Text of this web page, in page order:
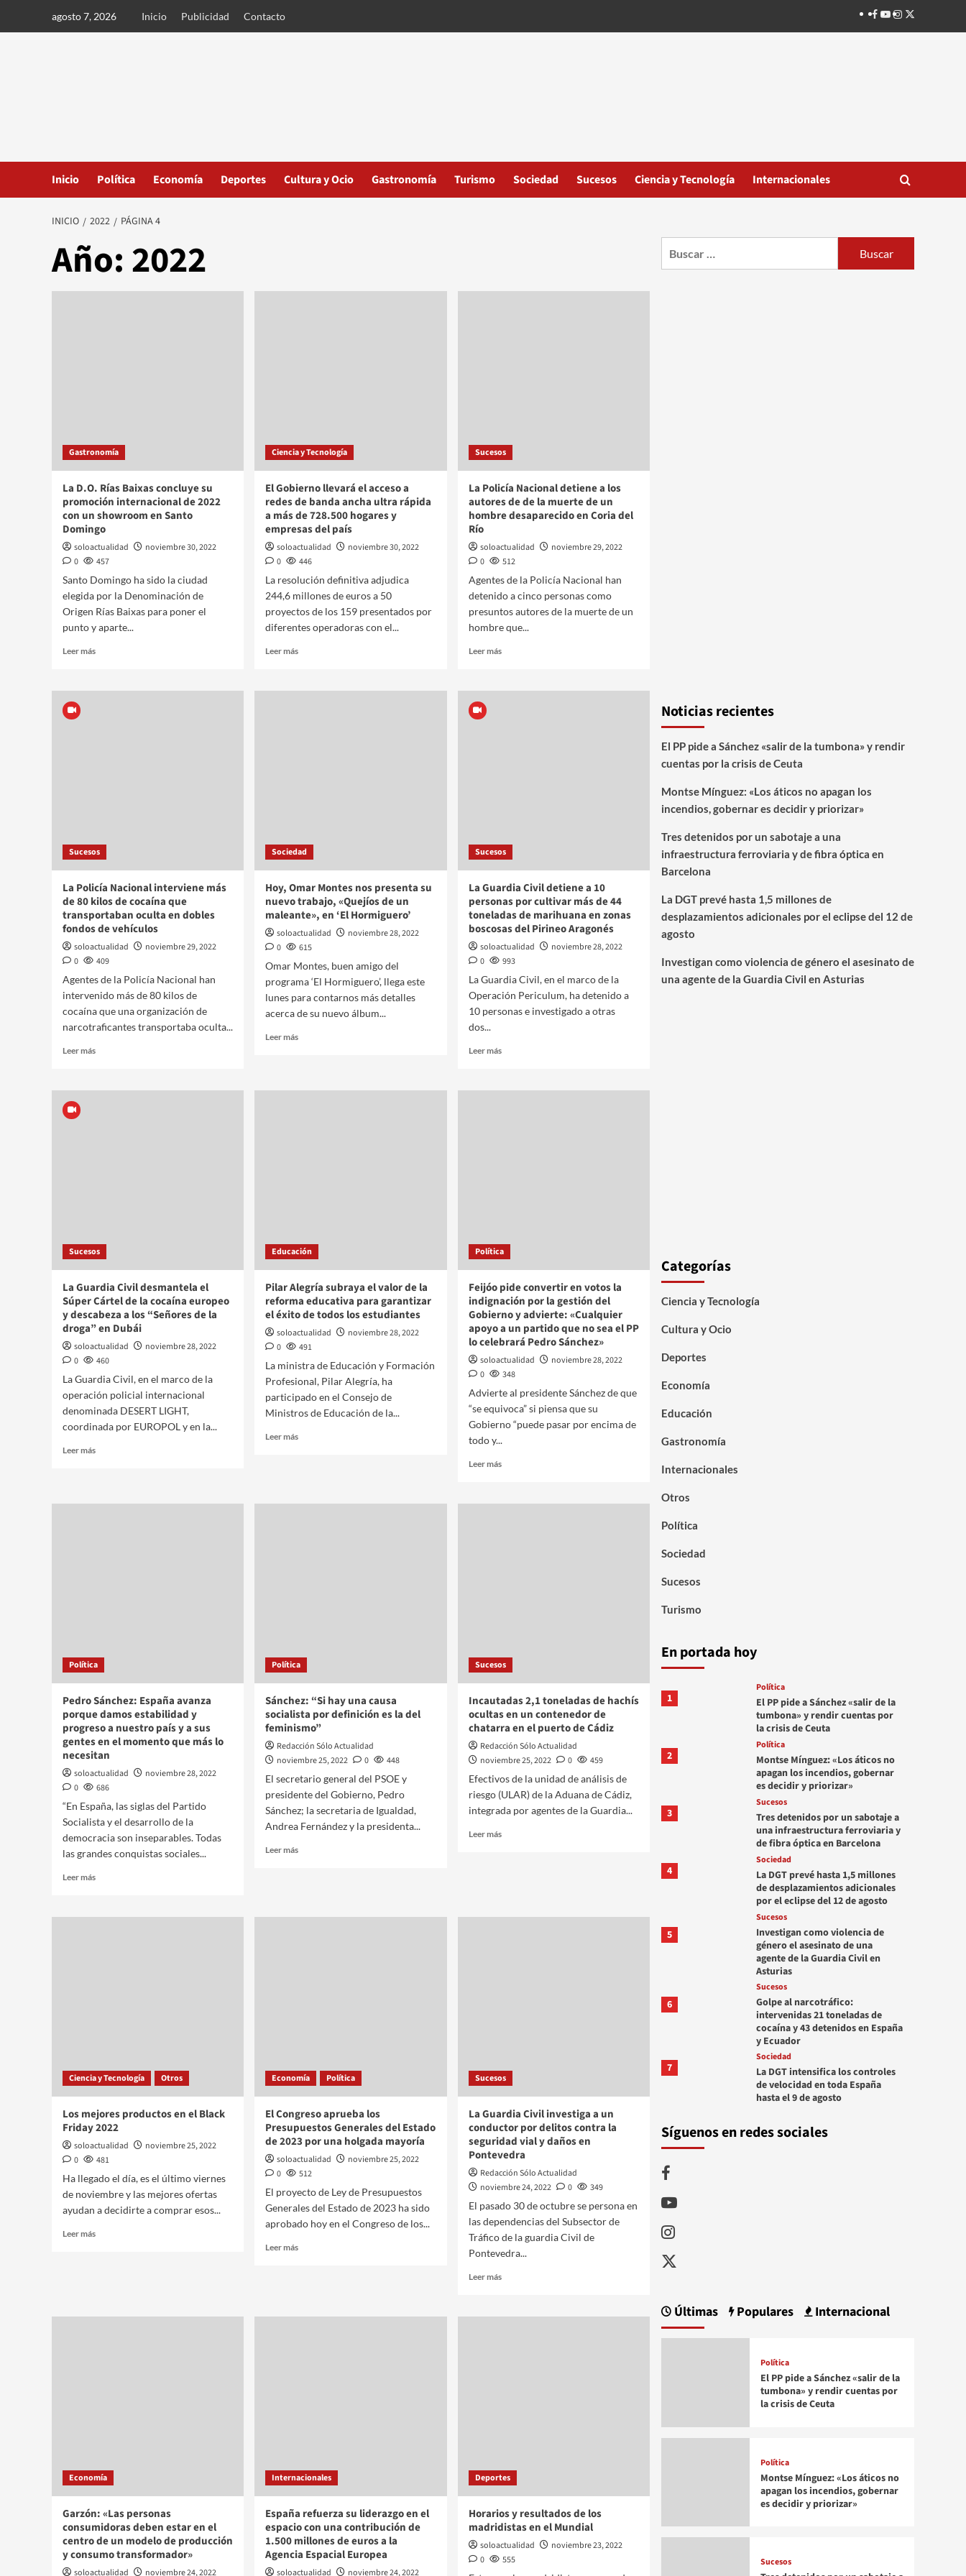
agosto 7, 2026 Inicio Publicidad Contacto Facebook
Youtube
Instagram
Twitter
Inicio Política Economía Deportes Cultura y Ocio Gastronomía Turismo Sociedad Sucesos Ciencia y Tecnología Internacionales
INICIO 2022 PÁGINA 4
Año:2022
Gastronomía
La D.O. Rías Baixas concluye su
promoción internacional de 2022
con un showroom en Santo
Domingo
soloactualidad
noviembre 30, 2022
0
457
Santo Domingo ha sido la ciudad
elegida por la Denominación de
Origen Rías Baixas para poner el
punto y aparte...
Leer más
Ciencia y Tecnología
El Gobierno llevará el acceso a
redes de banda ancha ultra rápida
a más de 728.500 hogares y
empresas del país
soloactualidad
noviembre 30, 2022
0
446
La resolución definitiva adjudica
244,6 millones de euros a 50
proyectos de los 159 presentados por
diferentes operadoras con el...
Leer más
Sucesos
La Policía Nacional detiene a los
autores de de la muerte de un
hombre desaparecido en Coria del
Río
soloactualidad
noviembre 29, 2022
0
512
Agentes de la Policía Nacional han
detenido a cinco personas como
presuntos autores de la muerte de un
hombre que...
Leer más
Sucesos
La Policía Nacional interviene más
de 80 kilos de cocaína que
transportaban oculta en dobles
fondos de vehículos
soloactualidad
noviembre 29, 2022
0
409
Agentes de la Policía Nacional han
intervenido más de 80 kilos de
cocaína que una organización de
narcotraficantes transportaba oculta...
Leer más
Sociedad
Hoy, Omar Montes nos presenta su
nuevo trabajo, «Quejíos de un
maleante», en ‘El Hormiguero’
soloactualidad
noviembre 28, 2022
0
615
Omar Montes, buen amigo del
programa ‘El Hormiguero’, llega este
lunes para contarnos más detalles
acerca de su nuevo álbum...
Leer más
Sucesos
La Guardia Civil detiene a 10
personas por cultivar más de 44
toneladas de marihuana en zonas
boscosas del Pirineo Aragonés
soloactualidad
noviembre 28, 2022
0
993
La Guardia Civil, en el marco de la
Operación Periculum, ha detenido a
10 personas e investigado a otras
dos...
Leer más
Sucesos
La Guardia Civil desmantela el
Súper Cártel de la cocaína europeo
y descabeza a los “Señores de la
droga” en Dubái
soloactualidad
noviembre 28, 2022
0
460
La Guardia Civil, en el marco de la
operación policial internacional
denominada DESERT LIGHT,
coordinada por EUROPOL y en la...
Leer más
Educación
Pilar Alegría subraya el valor de la
reforma educativa para garantizar
el éxito de todos los estudiantes
soloactualidad
noviembre 28, 2022
0
491
La ministra de Educación y Formación
Profesional, Pilar Alegría, ha
participado en el Consejo de
Ministros de Educación de la...
Leer más
Política
Feijóo pide convertir en votos la
indignación por la gestión del
Gobierno y advierte: «Cualquier
apoyo a un partido que no sea el PP
lo celebrará Pedro Sánchez»
soloactualidad
noviembre 28, 2022
0
348
Advierte al presidente Sánchez de que
“se equivoca” si piensa que su
Gobierno “puede pasar por encima de
todo y...
Leer más
Política
Pedro Sánchez: España avanza
porque damos estabilidad y
progreso a nuestro país y a sus
gentes en el momento que más lo
necesitan
soloactualidad
noviembre 28, 2022
0
686
“En España, las siglas del Partido
Socialista y el desarrollo de la
democracia son inseparables. Todas
las grandes conquistas sociales...
Leer más
Política
Sánchez: “Si hay una causa
socialista por definición es la del
feminismo”
Redacción Sólo Actualidad
noviembre 25, 2022
0
448
El secretario general del PSOE y
presidente del Gobierno, Pedro
Sánchez; la secretaria de Igualdad,
Andrea Fernández y la presidenta...
Leer más
Sucesos
Incautadas 2,1 toneladas de hachís
ocultas en un contenedor de
chatarra en el puerto de Cádiz
Redacción Sólo Actualidad
noviembre 25, 2022
0
459
Efectivos de la unidad de análisis de
riesgo (ULAR) de la Aduana de Cádiz,
integrada por agentes de la Guardia...
Leer más
Ciencia y Tecnología Otros
Los mejores productos en el Black
Friday 2022
soloactualidad
noviembre 25, 2022
0
481
Ha llegado el día, es el último viernes
de noviembre y las mejores ofertas
ayudan a decidirte a comprar esos...
Leer más
Economía Política
El Congreso aprueba los
Presupuestos Generales del Estado
de 2023 por una holgada mayoría
soloactualidad
noviembre 25, 2022
0
512
El proyecto de Ley de Presupuestos
Generales del Estado de 2023 ha sido
aprobado hoy en el Congreso de los...
Leer más
Sucesos
La Guardia Civil investiga a un
conductor por delitos contra la
seguridad vial y daños en
Pontevedra
Redacción Sólo Actualidad
noviembre 24, 2022
0
349
El pasado 30 de octubre se persona en
las dependencias del Subsector de
Tráfico de la guardia Civil de
Pontevedra...
Leer más
Economía
Garzón: «Las personas
consumidoras deben estar en el
centro de un modelo de producción
y consumo transformador»
soloactualidad noviembre 24, 2022
Internacionales
España refuerza su liderazgo en el
espacio con una contribución de
1.500 millones de euros a la
Agencia Espacial Europea
soloactualidad noviembre 24, 2022
Deportes
Horarios y resultados de los
madridistas en el Mundial
soloactualidad
noviembre 23, 2022
0
555
Noticias recientes
El PP pide a Sánchez «salir de la tumbona» y rendir
cuentas por la crisis de Ceuta
Montse Mínguez: «Los áticos no apagan los
incendios, gobernar es decidir y priorizar»
Tres detenidos por un sabotaje a una
infraestructura ferroviaria y de fibra óptica en
Barcelona
La DGT prevé hasta 1,5 millones de
desplazamientos adicionales por el eclipse del 12 de
agosto
Investigan como violencia de género el asesinato de
una agente de la Guardia Civil en Asturias
Categorías
Ciencia y Tecnología
Cultura y Ocio
Deportes
Economía
Educación
Gastronomía
Internacionales
Otros
Política
Sociedad
Sucesos
Turismo
En portada hoy
1
Política
El PP pide a Sánchez «salir de la
tumbona» y rendir cuentas por
la crisis de Ceuta
2
Política
Montse Mínguez: «Los áticos no
apagan los incendios, gobernar
es decidir y priorizar»
3
Sucesos
Tres detenidos por un sabotaje a
una infraestructura ferroviaria y
de fibra óptica en Barcelona
4
Sociedad
La DGT prevé hasta 1,5 millones
de desplazamientos adicionales
por el eclipse del 12 de agosto
5
Sucesos
Investigan como violencia de
género el asesinato de una
agente de la Guardia Civil en
Asturias
6
Sucesos
Golpe al narcotráfico:
intervenidas 21 toneladas de
cocaína y 43 detenidos en España
y Ecuador
7
Sociedad
La DGT intensifica los controles
de velocidad en toda España
hasta el 9 de agosto
Síguenos en redes sociales
Facebook
Youtube
Instagram
Twitter
Últimas Populares Internacional
Política
El PP pide a Sánchez «salir de la
tumbona» y rendir cuentas por
la crisis de Ceuta
Política
Montse Mínguez: «Los áticos no
apagan los incendios, gobernar
es decidir y priorizar»
Sucesos